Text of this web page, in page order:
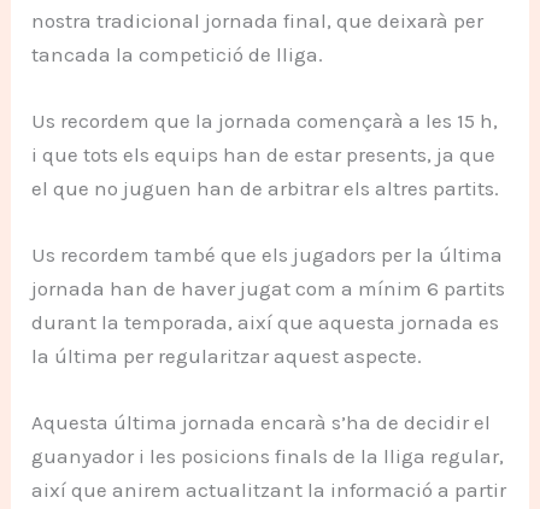
nostra tradicional jornada final, que deixarà per
tancada la competició de lliga.
Us recordem que la jornada començarà a les 15 h,
i que tots els equips han de estar presents, ja que
el que no juguen han de arbitrar els altres partits.
Us recordem també que els jugadors per la última
jornada han de haver jugat com a mínim 6 partits
durant la temporada, així que aquesta jornada es
la última per regularitzar aquest aspecte.
Aquesta última jornada encarà s’ha de decidir el
guanyador i les posicions finals de la lliga regular,
així que anirem actualitzant la informació a partir